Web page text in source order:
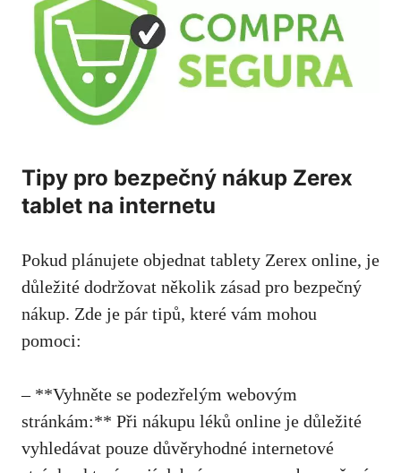
Tipy pro bezpečný nákup Zerex
tablet na internetu
Pokud plánujete objednat tablety Zerex online, je
důležité dodržovat několik zásad pro bezpečný
nákup. Zde je pár tipů, které vám mohou
pomoci:
– **Vyhněte se podezřelým webovým
stránkám:** Při nákupu léků online je důležité
vyhledávat pouze důvěryhodné internetové